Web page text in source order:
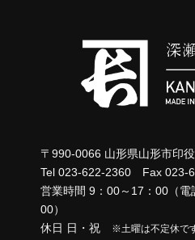
取扱店一覧
リンク集
〒990-0066 山形県山形市印
Tel 023-622-2360 Fax 023-
営業時間 9：00～17：00（電
00）
休日 日・祝
※土曜は不定休で